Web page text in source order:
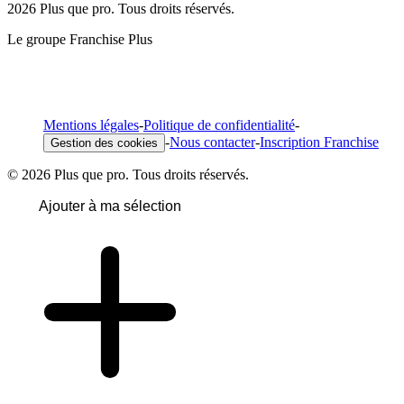
2026 Plus que pro. Tous droits réservés.
Le groupe Franchise Plus
Mentions légales-Politique de confidentialité-
Gestion des cookies -Nous contacter-Inscription Franchise
© 2026 Plus que pro. Tous droits réservés.
Ajouter à ma sélection